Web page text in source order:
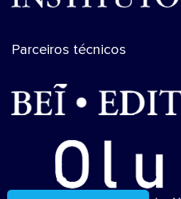
Parceiros técnicos